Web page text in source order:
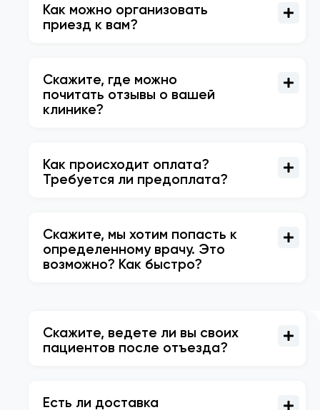
Как можно организовать
приезд к вам?
Скажите, где можно
почитать отзывы о вашей
клинике?
Как происходит оплата?
Требуется ли предоплата?
Скажите, мы хотим попасть к
определенному врачу. Это
возможно? Как быстро?
Скажите, ведете ли вы своих
пациентов после отъезда?
Есть ли доставка